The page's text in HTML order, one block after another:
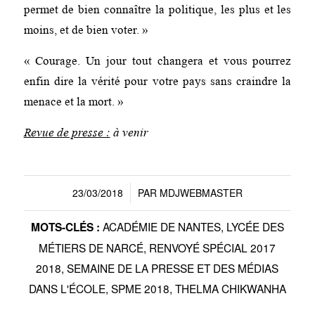
permet de bien connaître la politique, les plus et les
moins, et de bien voter. »
« Courage. Un jour tout changera et vous pourrez
enfin dire la vérité pour votre pays sans craindre la
menace et la mort. »
Revue de presse : à venir
23/03/2018
/ PAR MDJWEBMASTER
MOTS-CLÉS : ACADÉMIE DE NANTES, LYCÉE DES
MÉTIERS DE NARCÉ, RENVOYÉ SPÉCIAL 2017
2018,SEMAINE DE LA PRESSE ET DES MÉDIAS
DANS L'ÉCOLE, SPME 2018, THELMA CHIKWANHA